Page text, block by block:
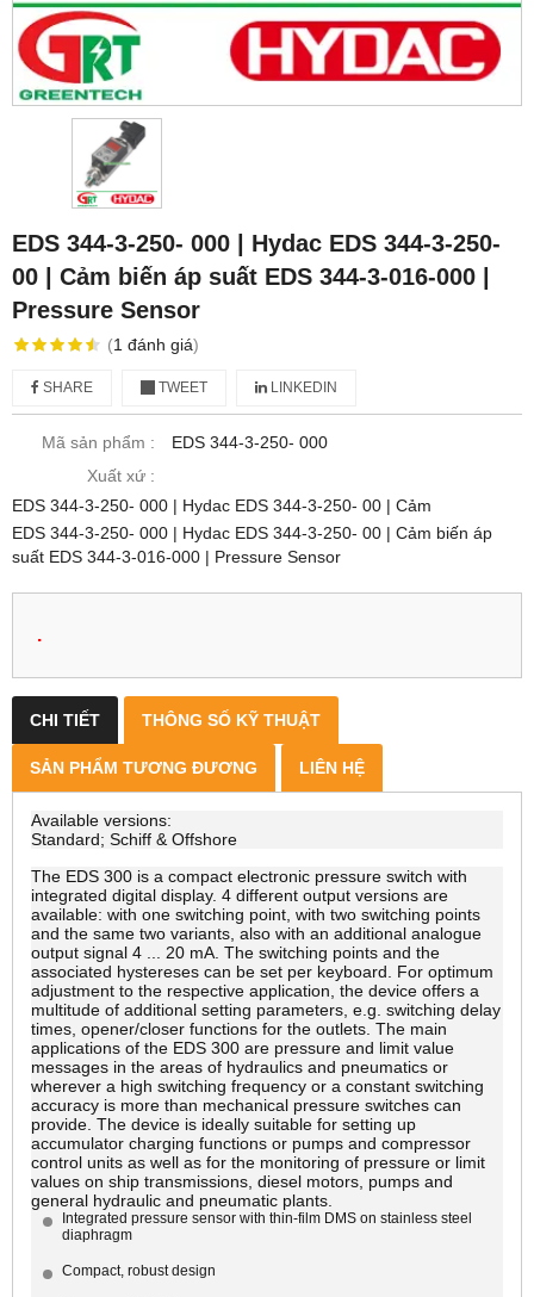
EDS 344-3-250- 000 | Hydac EDS 344-3-250-
00 | Cảm biến áp suất EDS 344-3-016-000 |
Pressure Sensor
(1 đánh giá)
SHARE TWEET LINKEDIN
Mã sản phẩm :
EDS 344-3-250- 000
Xuất xứ :
EDS 344-3-250- 000 | Hydac EDS 344-3-250- 00 | Cảm
EDS 344-3-250- 000 | Hydac EDS 344-3-250- 00 | Cảm biến áp
suất EDS 344-3-016-000 | Pressure Sensor
.
CHI TIẾT THÔNG SỐ KỸ THUẬT
SẢN PHẨM TƯƠNG ĐƯƠNG LIÊN HỆ
Available versions:
Standard; Schiff & Offshore
The EDS 300 is a compact electronic pressure switch with
integrated digital display. 4 different output versions are
available: with one switching point, with two switching points
and the same two variants, also with an additional analogue
output signal 4 ... 20 mA. The switching points and the
associated hystereses can be set per keyboard. For optimum
adjustment to the respective application, the device offers a
multitude of additional setting parameters, e.g. switching delay
times, opener/closer functions for the outlets. The main
applications of the EDS 300 are pressure and limit value
messages in the areas of hydraulics and pneumatics or
wherever a high switching frequency or a constant switching
accuracy is more than mechanical pressure switches can
provide. The device is ideally suitable for setting up
accumulator charging functions or pumps and compressor
control units as well as for the monitoring of pressure or limit
values on ship transmissions, diesel motors, pumps and
general hydraulic and pneumatic plants.
Integrated pressure sensor with thin-film DMS on stainless steel
diaphragm
Compact, robust design